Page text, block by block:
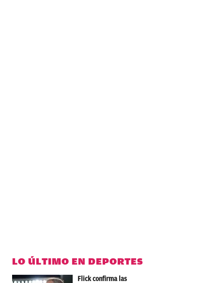
LO ÚLTIMO EN DEPORTES
Flick confirma las